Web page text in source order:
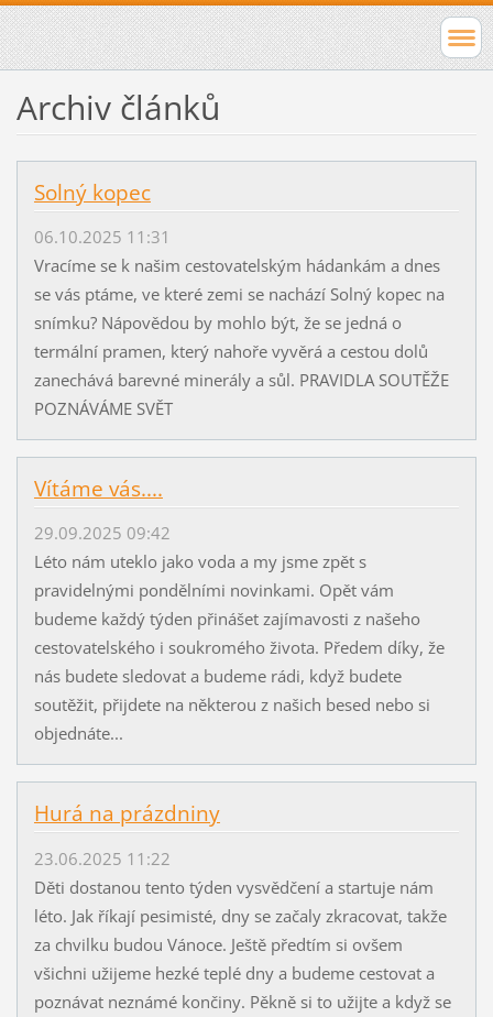
Archiv článků
Solný kopec
06.10.2025 11:31
Vracíme se k našim cestovatelským hádankám a dnes
se vás ptáme, ve které zemi se nachází Solný kopec na
snímku? Nápovědou by mohlo být, že se jedná o
termální pramen, který nahoře vyvěrá a cestou dolů
zanechává barevné minerály a sůl. PRAVIDLA SOUTĚŽE
POZNÁVÁME SVĚT
Vítáme vás....
29.09.2025 09:42
Léto nám uteklo jako voda a my jsme zpět s
pravidelnými pondělními novinkami. Opět vám
budeme každý týden přinášet zajímavosti z našeho
cestovatelského i soukromého života. Předem díky, že
nás budete sledovat a budeme rádi, když budete
soutěžit, přijdete na některou z našich besed nebo si
objednáte...
Hurá na prázdniny
23.06.2025 11:22
Děti dostanou tento týden vysvědčení a startuje nám
léto. Jak říkají pesimisté, dny se začaly zkracovat, takže
za chvilku budou Vánoce. Ještě předtím si ovšem
všichni užijeme hezké teplé dny a budeme cestovat a
poznávat neznámé končiny. Pěkně si to užijte a když se